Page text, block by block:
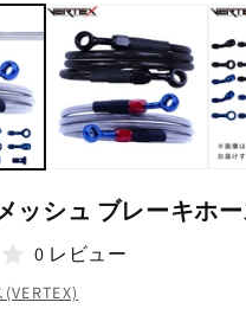
ッシュ ブレーキホ
0 レビュー